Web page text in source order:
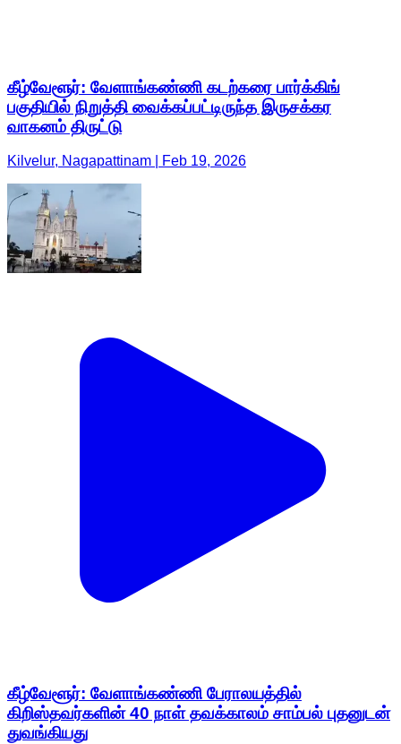
கீழ்வேளூர்: வேளாங்கண்ணி கடற்கரை பார்க்கிங்
பகுதியில் நிறுத்தி வைக்கப்பட்டிருந்த இருசக்கர
வாகனம் திருட்டு
Kilvelur, Nagapattinam | Feb 19, 2026
கீழ்வேளூர்: வேளாங்கண்ணி பேராலயத்தில்
கிறிஸ்தவர்களின் 40 நாள் தவக்காலம் சாம்பல் புதனுடன்
துவங்கியது